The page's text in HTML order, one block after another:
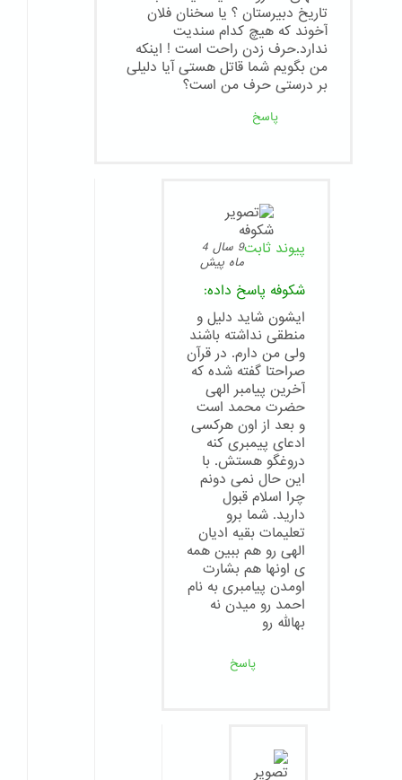
تاریخ دبیرستان ؟ یا سخنان فلان
آخوند که هیچ کدام سندیت
ندارد.حرف زدن راحت است ! اینکه
من بگویم شما قاتل هستی آیا دلیلی
بر درستی حرف من است؟
پاسخ
پیوند ثابت
9 سال 4
ماه پیش
شکوفه پاسخ داده:
ایشون شاید دلیل و
منطقی نداشته باشند
ولی من دارم. در قرآن
صراحتا گفته شده که
آخرین پیامبر الهی
حضرت محمد است
و بعد از اون هرکسی
ادعای پیمبری کنه
دروغگو هستش. با
این حال نمی دونم
چرا اسلام قبول
دارید. شما برو
تعلیمات بقیه ادیان
الهی رو هم ببین همه
ی اونها هم بشارت
اومدن پیامبری به نام
احمد رو میدن نه
بهالله رو
پاسخ